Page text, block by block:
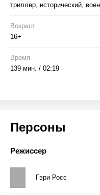
триллер, исторический,
Возраст
16+
Время
139 мин. / 02:19
Персоны
Режиссер
Гэри Росс